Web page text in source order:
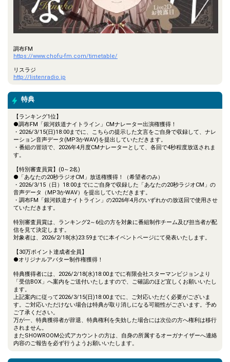
調布FM
https://www.chofu-fm.com/timetable/
リスラジ
http://listenradio.jp
特典
【ランキング1位】
●調布FM「銀河鉄道ナイトライン」CMナレーター出演権獲得！
・2026/3/15(日)18:00までに、こちらの提示した文言をご自身で収録して、ナレ
ーション音声データ(MP3かWAV)を提出していただきます。
・番組の冒頭で、2026年4月度CMナレーターとして、各回で4秒程度放送されま
す。
【特別審査員賞】(0～2名)
●「あなたの20秒ラジオCM」放送権獲得！（希望者のみ）
・2026/3/15（日）18:00までにご自身で収録した「あなたの20秒ラジオCM」の
音声データ（MP3かWAV）を提出していただきます。
・調布FM「銀河鉄道ナイトライン」の2026年4月のいずれかの放送回で使用させ
ていただきます。
特別審査員賞は、ランキング2～6位の方を対象に番組制作チーム及び担当者が配
信を見て決定します。
対象者は、2026/2/18(水)23:59までに本イベントページにて発表いたします。
【30万ポイント達成者全員】
●オリジナルアバター制作権獲得！
特典獲得者には、2026/2/18(水)18:00までに有限会社スターマンビジョンより
「受信BOX」へ案内をご送付いたしますので、ご確認のほど宜しくお願いいたし
ます。
上記案内に従って2026/3/15(日)18:00までに、ご対応いただく必要がございま
す。ご対応いただけない場合は特典が取り消しになる可能性がございます。予め
ご了承ください。
万が一、特典獲得者が辞退、特典権利を失効した場合には次位の方へ権利は移行
されません。
またSHOWROOM公式アカウントの方は、自身の所属するオーガナイザーへ連絡
内容のご報告を必ず行うようお願いいたします。